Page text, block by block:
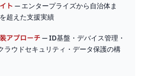
ト— エンタープライズから自治体ま
超えた支援実績
アプローチ— ID基盤・デバイス管理・
ラウドセキュリティ・データ保護の構